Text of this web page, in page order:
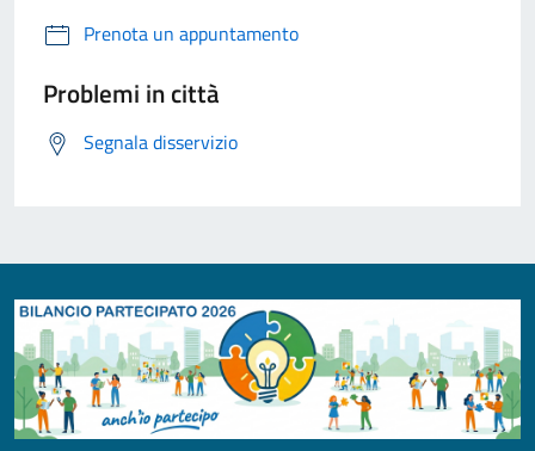
Prenota un appuntamento
Problemi in città
Segnala disservizio